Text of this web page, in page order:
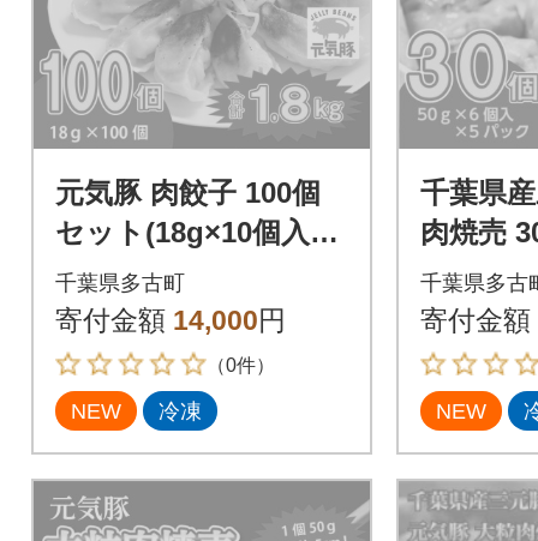
元気豚 肉餃子 100個
セット(18g×10個入×1
0パック)
千葉県多古町
寄付金額 14,000円
（0件）
NEW 冷凍
千葉県
肉焼売
気豚
千葉県多古
寄付金額
NEW